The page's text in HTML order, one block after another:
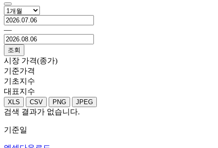
―
조회
시장 가격(종가)
기준가격
기초지수
대표지수
XLS CSV PNG JPEG
검색 결과가 없습니다.
기준일